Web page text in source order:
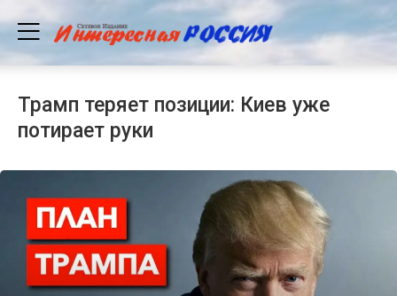
Трамп теряет позиции: Киев уже
потирает руки